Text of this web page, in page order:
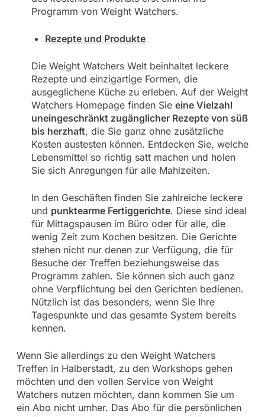
Programm von Weight Watchers.
Rezepte und Produkte
Die Weight Watchers Welt beinhaltet leckere
Rezepte und einzigartige Formen, die
ausgeglichene Küche zu erleben. Auf der Weight
Watchers Homepage finden Sie eine Vielzahl
uneingeschränkt zugänglicher Rezepte von süß
bis herzhaft, die Sie ganz ohne zusätzliche
Kosten austesten können. Entdecken Sie, welche
Lebensmittel so richtig satt machen und holen
Sie sich Anregungen für alle Mahlzeiten.
In den Geschäften finden Sie zahlreiche leckere
und punktearme Fertiggerichte. Diese sind ideal
für Mittagspausen im Büro oder für alle, die
wenig Zeit zum Kochen besitzen. Die Gerichte
stehen nicht nur denen zur Verfügung, die für
Besuche der Treffen beziehungsweise das
Programm zahlen. Sie können sich auch ganz
ohne Verpflichtung bei den Gerichten bedienen.
Nützlich ist das besonders, wenn Sie Ihre
Tagespunkte und das gesamte System bereits
kennen.
Wenn Sie allerdings zu den Weight Watchers
Treffen in Halberstadt, zu den Workshops gehen
möchten und den vollen Service von Weight
Watchers nutzen möchten, dann kommen Sie um
ein Abo nicht umher. Das Abo für die persönlichen